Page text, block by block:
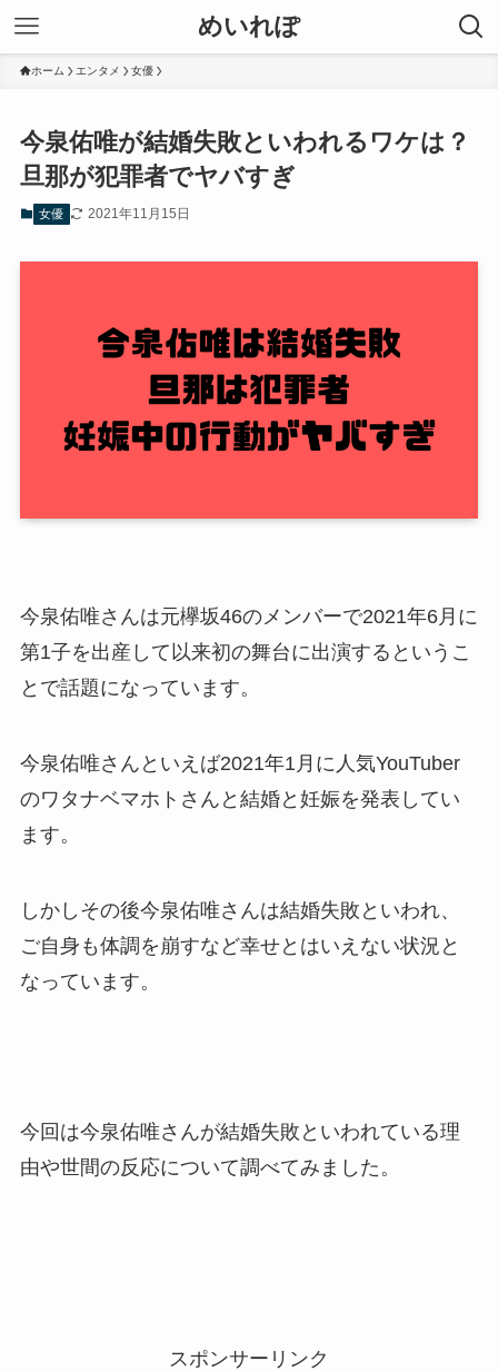
めいれぽ
ホーム エンタメ 女優
今泉佑唯が結婚失敗といわれるワケは？
旦那が犯罪者でヤバすぎ
女優 2021年11月15日
今泉佑唯さんは元欅坂46のメンバーで2021年6月に
第1子を出産して以来初の舞台に出演するというこ
とで話題になっています。
今泉佑唯さんといえば2021年1月に人気YouTuber
のワタナベマホトさんと結婚と妊娠を発表してい
ます。
しかしその後今泉佑唯さんは結婚失敗といわれ、
ご自身も体調を崩すなど幸せとはいえない状況と
なっています。
今回は今泉佑唯さんが結婚失敗といわれている理
由や世間の反応について調べてみました。
スポンサーリンク